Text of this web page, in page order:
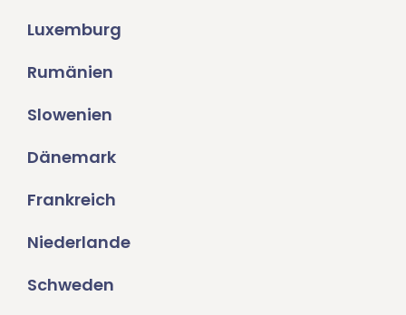
Luxemburg
Rumänien
Slowenien
Dänemark
Frankreich
Niederlande
Schweden